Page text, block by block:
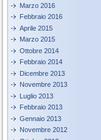
Marzo 2016
Febbraio 2016
Aprile 2015
Marzo 2015
Ottobre 2014
Febbraio 2014
Dicembre 2013
Novembre 2013
Luglio 2013
Febbraio 2013
Gennaio 2013
Novembre 2012